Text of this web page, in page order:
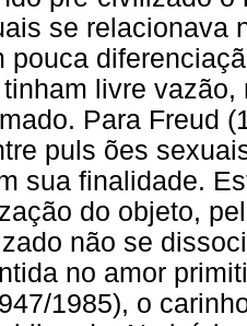
se relacionava
pouca
livre
Para Freud
puls ões
sua finalidade.
do objeto,
não se
no amor
1985), o